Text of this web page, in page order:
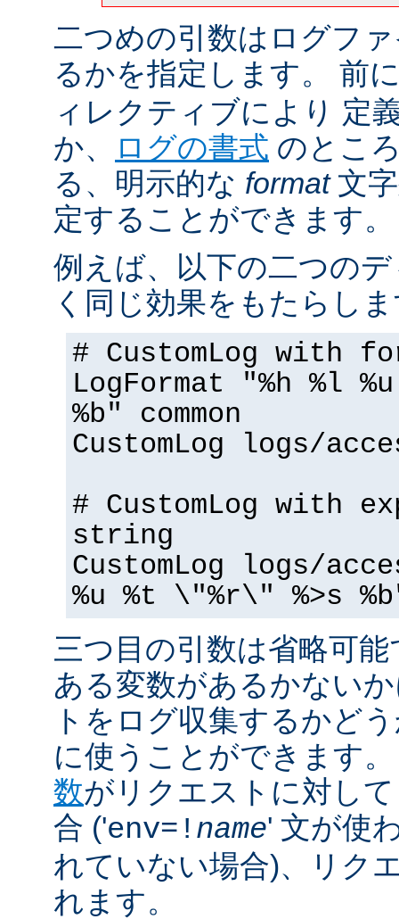
二つめの引数はログフ
るかを指定します。 前
ィレクティブにより 定
か、
ログの書式 のとこ
る、明示的な format文
定することができます。
例えば、以下の二つの
く同じ効果をもたらし
# CustomLog with
LogFormat "%h %l
%b" common
CustomLog logs/
# CustomLog with
string
CustomLog logs/
%u %t \"%r\" %>s
三つ目の引数は省略可
ある変数があるかない
トをログ収集するかど
に使うことができます
数がリクエストに対し
合 ('env=! name' 文が使
れていない場合)、リク
れます。